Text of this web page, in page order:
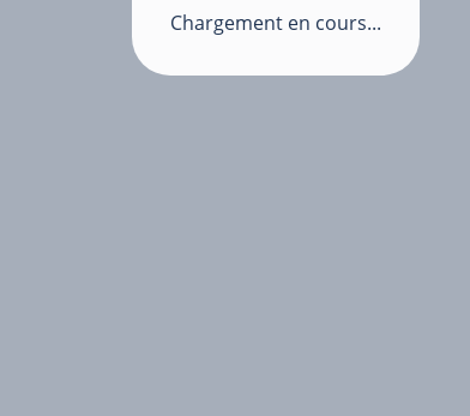
Chargement en cours...